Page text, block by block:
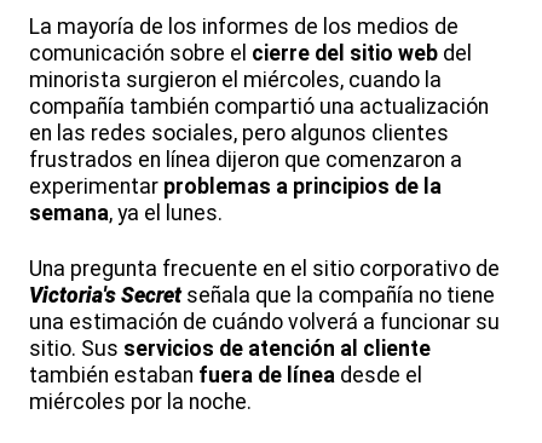
La mayoría de los informes de los medios de
comunicación sobre el cierre del sitio web del
minorista surgieron el miércoles, cuando la
compañía también compartió una actualización
en las redes sociales, pero algunos clientes
frustrados en línea dijeron que comenzaron a
experimentar problemas a principios de la
semana, ya el lunes.
Una pregunta frecuente en el sitio corporativo de
Victoria's Secretseñala que la compañía no tiene
una estimación de cuándo volverá a funcionar su
sitio. Sus servicios de atención al cliente
también estaban fuera de línea desde el
miércoles por la noche.